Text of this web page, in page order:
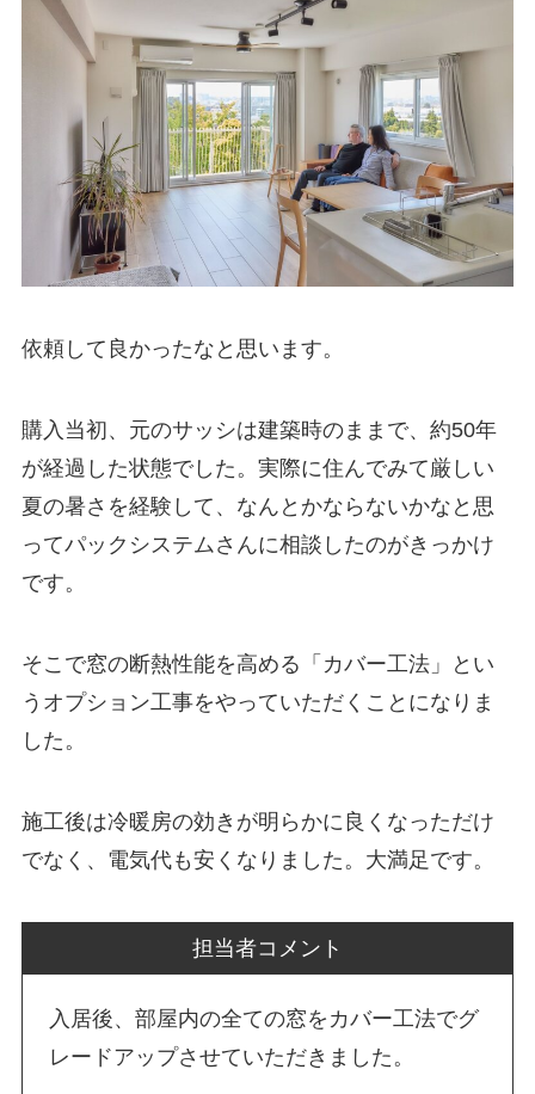
依頼して良かったなと思います。
購入当初、元のサッシは建築時のままで、約50年
が経過した状態でした。実際に住んでみて厳しい
夏の暑さを経験して、なんとかならないかなと思
ってパックシステムさんに相談したのがきっかけ
です。
そこで窓の断熱性能を高める「カバー工法」とい
うオプション工事をやっていただくことになりま
した。
施工後は冷暖房の効きが明らかに良くなっただけ
でなく、電気代も安くなりました。大満足です。
担当者コメント
入居後、部屋内の全ての窓をカバー工法でグ
レードアップさせていただきました。